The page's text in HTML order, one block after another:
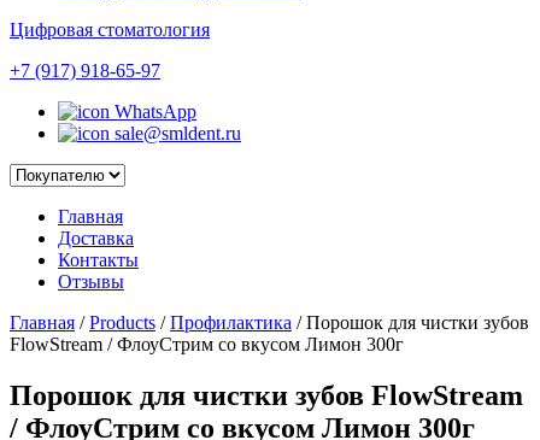
Цифровая стоматология
+7 (917) 918-65-97
WhatsApp
sale@smldent.ru
Главная
Доставка
Контакты
Отзывы
Главная / Products / Профилактика /Порошок для чистки зубов
FlowStream / ФлоуСтрим со вкусом Лимон 300г
Порошок для чистки зубов FlowStream
/ ФлоуСтрим со вкусом Лимон 300г